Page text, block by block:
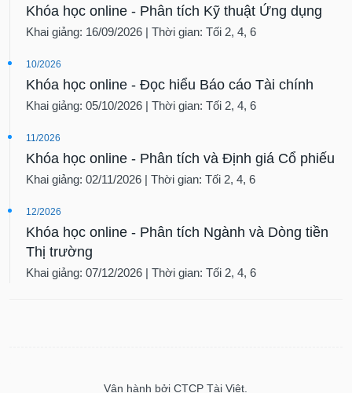
Khóa học online - Phân tích Kỹ thuật Ứng dụng
Khai giảng: 16/09/2026 | Thời gian: Tối 2, 4, 6
10/2026
Khóa học online - Đọc hiểu Báo cáo Tài chính
Khai giảng: 05/10/2026 | Thời gian: Tối 2, 4, 6
11/2026
Khóa học online - Phân tích và Định giá Cổ phiếu
Khai giảng: 02/11/2026 | Thời gian: Tối 2, 4, 6
12/2026
Khóa học online - Phân tích Ngành và Dòng tiền
Thị trường
Khai giảng: 07/12/2026 | Thời gian: Tối 2, 4, 6
Vận hành bởi CTCP Tài Việt.